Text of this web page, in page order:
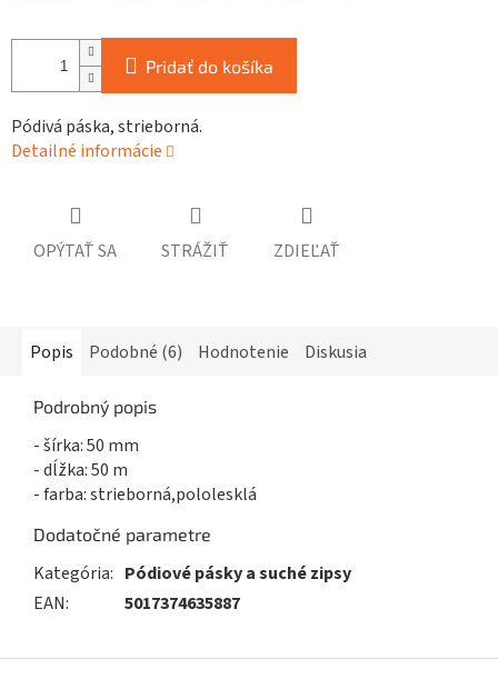
Pridať do košíka
Pódivá páska, strieborná.
Detailné informácie
OPÝTAŤ SA STRÁŽIŤ ZDIEĽAŤ
Popis Podobné (6) Hodnotenie Diskusia
Podrobný popis
- šírka: 50 mm
- dĺžka: 50 m
- farba: strieborná,pololesklá
Dodatočné parametre
Kategória: Pódiové pásky a suché zipsy
EAN: 5017374635887